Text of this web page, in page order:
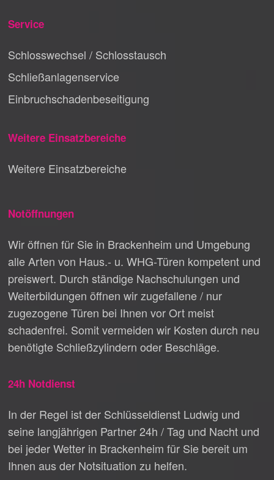
Service
Schlosswechsel / Schlosstausch
Schließanlagenservice
Einbruchschadenbeseitigung
Weitere Einsatzbereiche
Weitere Einsatzbereiche
Notöffnungen
Wir öffnen für Sie in Brackenheim und Umgebung
alle Arten von Haus.- u. WHG-Türen kompetent und
preiswert. Durch ständige Nachschulungen und
Weiterbildungen öffnen wir zugefallene / nur
zugezogene Türen bei Ihnen vor Ort meist
schadenfrei. Somit vermeiden wir Kosten durch neu
benötigte Schließzylindern oder Beschläge.
24h Notdienst
In der Regel ist der Schlüsseldienst Ludwig und
seine langjährigen Partner 24h / Tag und Nacht und
bei jeder Wetter in Brackenheim für Sie bereit um
Ihnen aus der Notsituation zu helfen.